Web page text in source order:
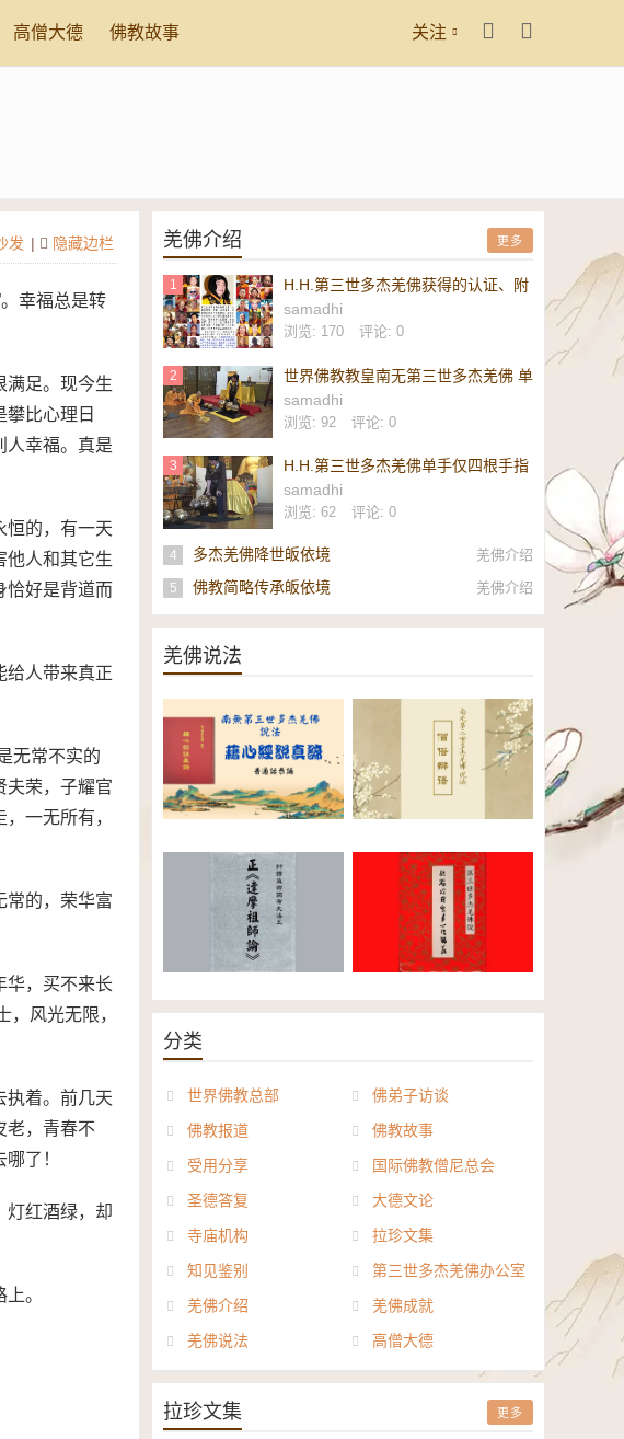
关注
高僧大德 佛教故事
| 隐藏边栏
发
幸福总是转
满足。现今生
比心理日
人幸福。真是
恒的，有一天
他人和其它生
恰好是背道而
给人带来真正
无常不实的
荣，子耀官
一无所有，
常的，荣华富
华，买不来长
风光无限，
执着。前几天
老，青春不
了！
灯红酒绿，却
。
更多
羌佛介绍
1
H.H.第三世多杰羌佛获得的认证、附
议、恭贺
samadhi
浏览: 170 评论: 0
2
世界佛教教皇南无第三世多杰羌佛 单
手勾提 437.2 磅金刚杵-维加斯新闻
报
samadhi
浏览: 92 评论: 0
3
H.H.第三世多杰羌佛单手仅四根手指
勾起 437.2 磅重的镇殿金刚杵-美新
社
samadhi
浏览: 62 评论: 0
4 多杰羌佛降世皈依境 羌佛介绍
5 佛教简略传承皈依境 羌佛介绍
羌佛说法
真谛》普通话恭诵（全）电子书
辩语
分类
世界佛教总部
佛弟子访谈
佛教报道
佛教故事
受用分享
国际佛教僧尼总会
圣德答复
大德文论
寺庙机构
拉珍文集
知见鉴别
第三世多杰羌佛办公室
羌佛介绍
羌佛成就
羌佛说法
高僧大德
更多
拉珍文集